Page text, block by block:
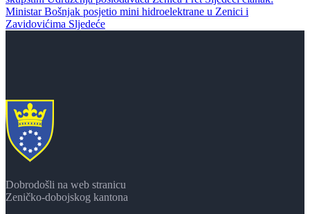
Ministar Bošnjak posjetio mini hidroelektrane u Zenici i
Zavidovićima Sljedeće
Dobrodošli na web stranicu
Zeničko-dobojskog kantona